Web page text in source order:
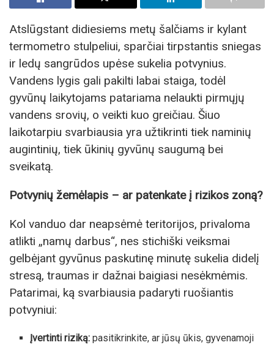
Atslūgstant didiesiems metų šalčiams ir kylant
termometro stulpeliui, sparčiai tirpstantis sniegas
ir ledų sangrūdos upėse sukelia potvynius.
Vandens lygis gali pakilti labai staiga, todėl
gyvūnų laikytojams patariama nelaukti pirmųjų
vandens srovių, o veikti kuo greičiau. Šiuo
laikotarpiu svarbiausia yra užtikrinti tiek naminių
augintinių, tiek ūkinių gyvūnų saugumą bei
sveikatą.
Potvynių žemėlapis – ar patenkate į rizikos zoną?
Kol vanduo dar neapsėmė teritorijos, privaloma
atlikti „namų darbus“, nes stichiški veiksmai
gelbėjant gyvūnus paskutinę minutę sukelia didelį
stresą, traumas ir dažnai baigiasi nesėkmėmis.
Patarimai, ką svarbiausia padaryti ruošiantis
potvyniui:
Įvertinti riziką: pasitikrinkite, ar jūsų ūkis, gyvenamoji